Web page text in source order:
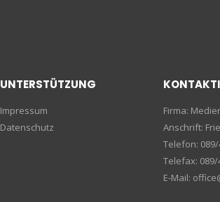
UNTERSTÜTZUNG
Impressum
Datenschutz
Firma:
Anschrift:
Telefon: 089/
Telefax: 089/
E-Mail: